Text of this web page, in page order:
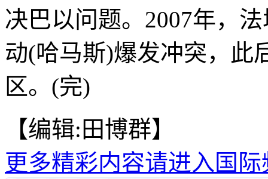
决巴以问题。2007年，
动(哈马斯)爆发冲突，此
区。(完)
【编辑:田博群】
更多精彩内容请进入国际